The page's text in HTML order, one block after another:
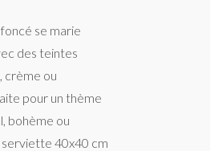
se marie
des teintes
crème ou
pour un thème
bohème ou
40x40 cm